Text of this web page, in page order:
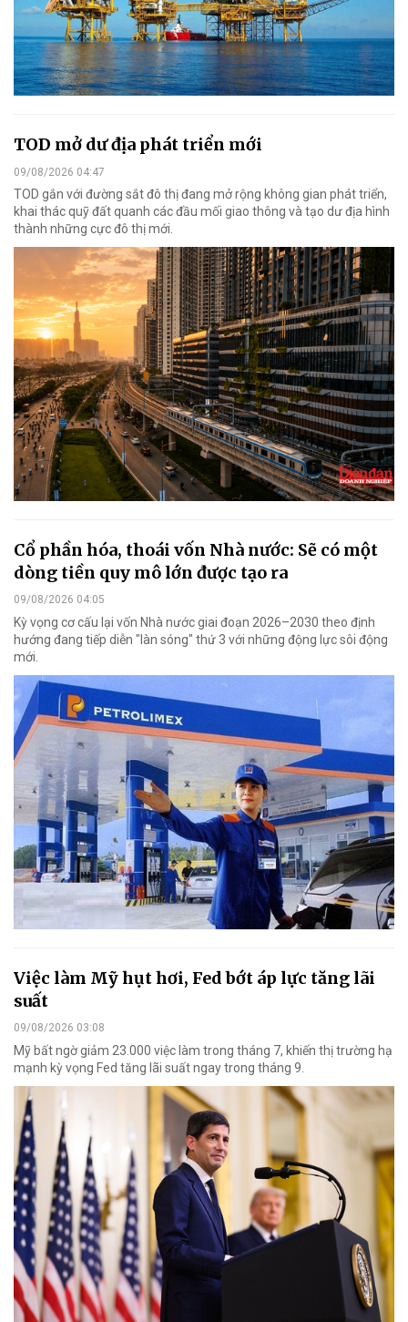
TOD mở dư địa phát triển mới
09/08/2026 04:47
TOD gắn với đường sắt đô thị đang mở rộng không gian phát triển,
khai thác quỹ đất quanh các đầu mối giao thông và tạo dư địa hình
thành những cực đô thị mới.
Cổ phần hóa, thoái vốn Nhà nước: Sẽ có một
dòng tiền quy mô lớn được tạo ra
09/08/2026 04:05
Kỳ vọng cơ cấu lại vốn Nhà nước giai đoạn 2026–2030 theo định
hướng đang tiếp diễn "làn sóng" thứ 3 với những động lực sôi động
mới.
Việc làm Mỹ hụt hơi, Fed bớt áp lực tăng lãi
suất
09/08/2026 03:08
Mỹ bất ngờ giảm 23.000 việc làm trong tháng 7, khiến thị trường hạ
mạnh kỳ vọng Fed tăng lãi suất ngay trong tháng 9.